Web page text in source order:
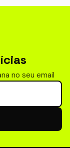
no seu email